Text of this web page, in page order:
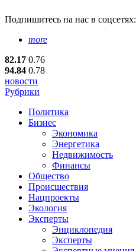
Подпишитесь на нас в соцсетях:
more
82.17 0.76
94.84 0.78
новости
Рубрики
Политика
Бизнес
Экономика
Энергетика
Недвижимость
Финансы
Общество
Происшествия
Нацпроекты
Экология
Эксперты
Энциклопедия
Эксперты